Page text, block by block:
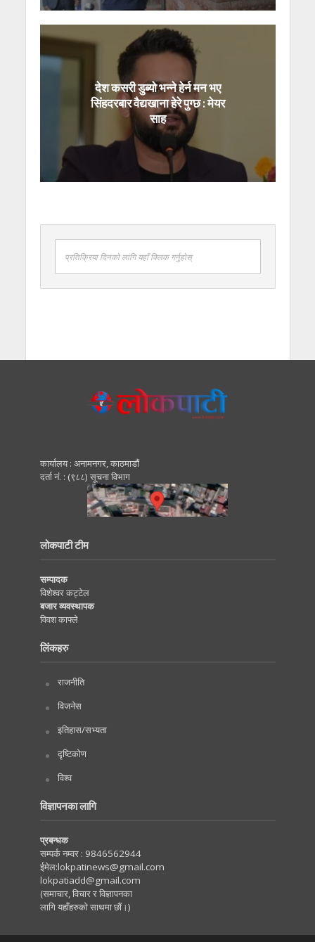
देश कसरी डुब्यो भन्ने हेर्न मन भए
सिंहदरबार वैद्यखाना हेरे पुग्छ : मेयर
साह
प्रतिक्रिया दिनको लागि यहाँ क्लिक गर्नुहोस्
कार्यालय : अनामनगर, काठमाडाैं
दर्ता नं. : (९८८) सूचना विभाग
लोकपाटी टीम
सम्पादक
विशेश्वर कट्टेल
बजार व्यवस्थापक
विवश काफ्ले
लिंकहरु
राजनीति
विजनेस
इतिहास/सभ्यता
दृष्टिकोण
विश्व
विज्ञापनका लागि
प्रबन्धक
सम्पर्क नम्वर : 9846562944
ईमेल:lokpatinews@gmail.com
lokpatiadd@gmail.com
(समाचार, विचार र विज्ञापनका
लागि यहाँहरुको साथमा छौं।)